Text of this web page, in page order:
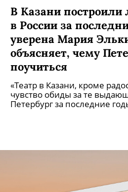
В Казани построили
в России за
уверена Мария
объясняет, чему
поучиться
«Театр в Казани, кроме
чувство обиды за те
Петербург за последние